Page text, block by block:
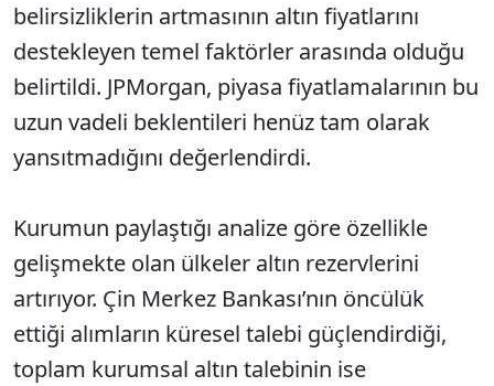
belirsizliklerin artmasının altın fiyatlarını
destekleyen temel faktörler arasında olduğu
belirtildi. JPMorgan, piyasa fiyatlamalarının bu
uzun vadeli beklentileri henüz tam olarak
yansıtmadığını değerlendirdi.
Kurumun paylaştığı analize göre özellikle
gelişmekte olan ülkeler altın rezervlerini
artırıyor. Çin Merkez Bankası’nın öncülük
ettiği alımların küresel talebi güçlendirdiği,
toplam kurumsal altın talebinin ise